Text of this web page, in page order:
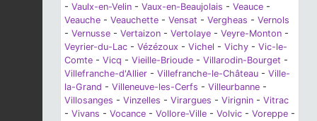
- Vaulx-en-Velin - Vaux-en-Beaujolais - Veauce -
Veauche - Veauchette - Vensat - Vergheas - Vernols
- Vernusse - Vertaizon - Vertolaye - Veyre-Monton -
Veyrier-du-Lac - Vézézoux - Vichel - Vichy - Vic-le-
Comte - Vicq - Vieille-Brioude - Villarodin-Bourget -
Villefranche-d'Allier - Villefranche-le-Château - Ville-
la-Grand - Villeneuve-les-Cerfs - Villeurbanne -
Villosanges - Vinzelles - Virargues - Virignin - Vitrac
- Vivans - Vocance - Vollore-Ville - Volvic - Voreppe -